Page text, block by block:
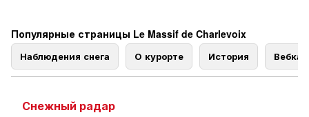
Популярные страницы Le Massif de Charlevoix
Наблюдения снега О курорте История
Снежный радар